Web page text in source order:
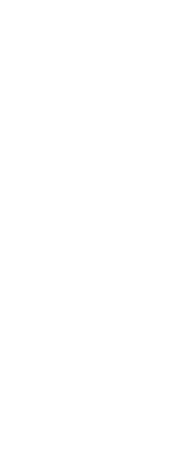
phi, Bỏ sau con ngựa hèn”. - (Pháp cú kệ 29,